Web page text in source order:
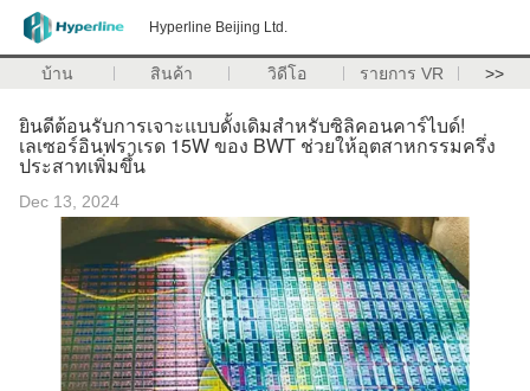
Hyperline Beijing Ltd.
บ้าน สินค้า วิดีโอ รายการ VR >>
ยินดีต้อนรับการเจาะแบบดั้งเดิมสําหรับซิลิคอนคาร์ไบด์!
เลเซอร์อินฟราเรด 15W ของ BWT ช่วยให้อุตสาหกรรมครึ่ง
ประสาทเพิ่มขึ้น
Dec 13, 2024